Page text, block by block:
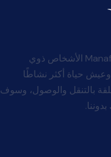
لقد ساعدت Manafeth Mobility Solution الأشخاص ذوي
حياة أكثر نشاطًا
بالتنقل والوصول، وسوف